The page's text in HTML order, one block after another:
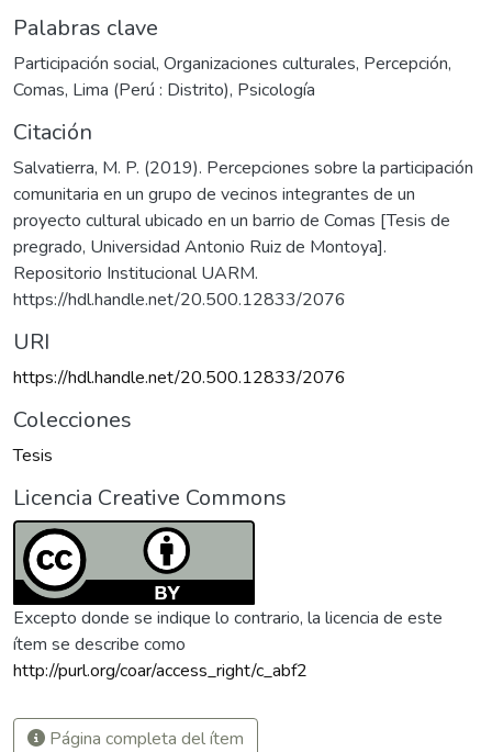
Palabras clave
Participación social, Organizaciones culturales, Percepción,
Comas, Lima (Perú : Distrito), Psicología
Citación
Salvatierra, M. P. (2019). Percepciones sobre la participación
comunitaria en un grupo de vecinos integrantes de un
proyecto cultural ubicado en un barrio de Comas [Tesis de
pregrado, Universidad Antonio Ruiz de Montoya].
Repositorio Institucional UARM.
https://hdl.handle.net/20.500.12833/2076
URI
https://hdl.handle.net/20.500.12833/2076
Colecciones
Tesis
Licencia Creative Commons
Excepto donde se indique lo contrario, la licencia de este
ítem se describe como
http://purl.org/coar/access_right/c_abf2
Página completa del ítem